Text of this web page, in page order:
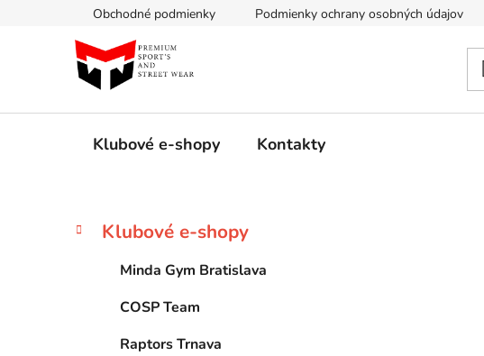
Obchodné podmienky Podmienky ochrany osobných údajov
Klubové e-shopy Kontakty
BPreskočiť
kategórie
K
a
Klubové e-shopy
Minda Gym Bratislava
COSP Team
Raptors Trnava